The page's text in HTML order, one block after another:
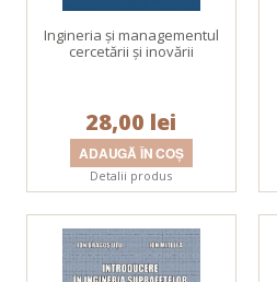
Ingineria şi managementul
cercetării şi inovării
28,00 lei
Detalii produs